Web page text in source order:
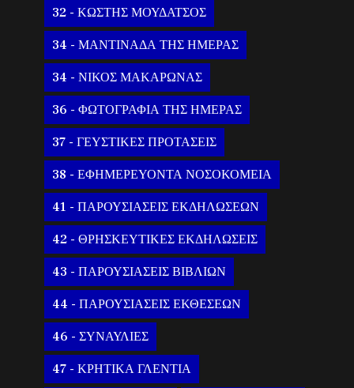
32 - ΚΩΣΤΗΣ ΜΟΥΔΑΤΣΟΣ
34 - ΜΑΝΤΙΝΑΔΑ ΤΗΣ ΗΜΕΡΑΣ
34 - ΝΙΚΟΣ ΜΑΚΑΡΩΝΑΣ
36 - ΦΩΤΟΓΡΑΦΙΑ ΤΗΣ ΗΜΕΡΑΣ
37 - ΓΕΥΣΤΙΚΕΣ ΠΡΟΤΑΣΕΙΣ
38 - ΕΦΗΜΕΡΕΥΟΝΤΑ ΝΟΣΟΚΟΜΕΙΑ
41 - ΠΑΡΟΥΣΙΑΣΕΙΣ ΕΚΔΗΛΩΣΕΩΝ
42 - ΘΡΗΣΚΕΥΤΙΚΕΣ ΕΚΔΗΛΩΣΕΙΣ
43 - ΠΑΡΟΥΣΙΑΣΕΙΣ ΒΙΒΛΙΩΝ
44 - ΠΑΡΟΥΣΙΑΣΕΙΣ ΕΚΘΕΣΕΩΝ
46 - ΣΥΝΑΥΛΙΕΣ
47 - ΚΡΗΤΙΚΑ ΓΛΕΝΤΙΑ